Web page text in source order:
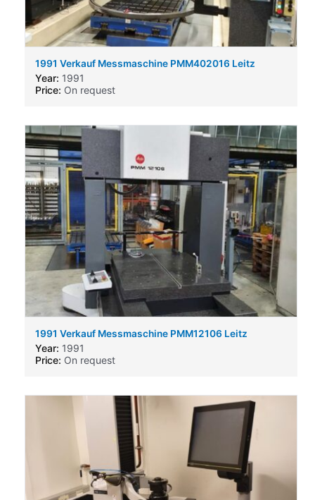
1991 Verkauf Messmaschine PMM402016 Leitz
Verkauf Messmaschine PMM402016 Leitz
Year: 1991
Price: On request
1991 Verkauf Messmaschine PMM12106 Leitz
(Hexagon)
Year: 1991
Price: On request